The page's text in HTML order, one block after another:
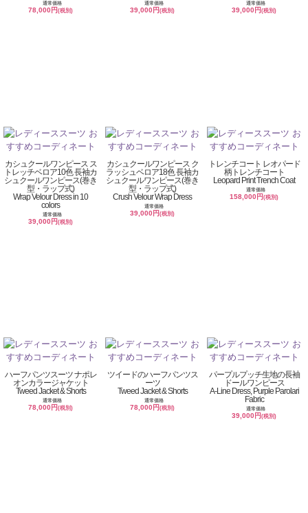
通常価格
78,000円(税別)
通常価格
39,000円(税別)
通常価格
39,000円(税別)
カシュクールワンピース ス
トレッチベロア10色 長袖カ
シュクールワンピース(巻き
型・ラップ式)
Wrap Velour Dress in 10
colors
通常価格
39,000円(税別)
カシュクールワンピース ク
ラッシュベロア18色 長袖カ
シュクールワンピース(巻き
型・ラップ式)
Crush Velour Wrap Dress
通常価格
39,000円(税別)
トレンチコート レオパード
柄トレンチコート
Leopard Print Trench Coat
通常価格
158,000円(税別)
ハーフパンツスーツ ナポレ
オンカラージャケット
Tweed Jacket & Shorts
通常価格
78,000円(税別)
ツイードのハーフパンツス
ーツ
Tweed Jacket & Shorts
通常価格
78,000円(税別)
パープルプッチ生地の長袖
ドールワンピース
A-Line Dress, Purple Parolari
Fabric
通常価格
39,000円(税別)